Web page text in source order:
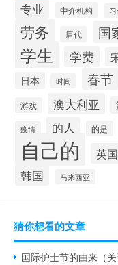
专业 中介机构
劳务 唐代 国
学生 学费
日本 时间 春节
游戏 澳大利亚
疫情 的人 的是
自己的 英国
韩国 马来西亚
猜你想看的文章
国际护士节的由来（